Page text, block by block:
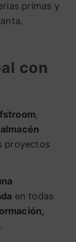
primas y
con
,
proyectos
en todas
.